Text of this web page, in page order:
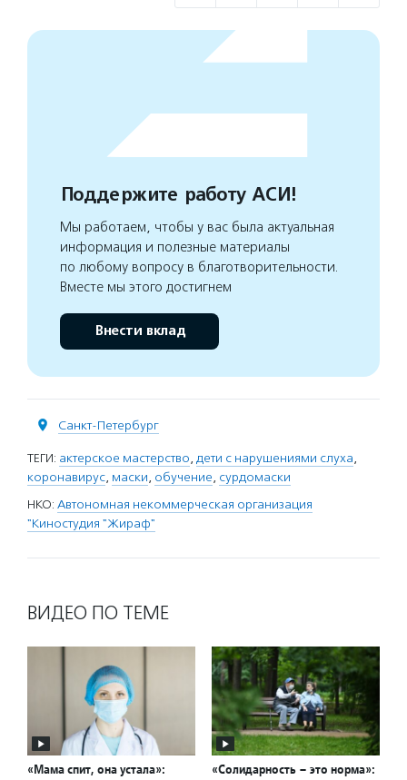
Поддержите работу АСИ!
Мы работаем, чтобы у вас была актуальная
информация и полезные материалы
по любому вопросу в благотворительности.
Вместе мы этого достигнем
Внести вклад
Санкт-Петербург
ТЕГИ: актерское мастерство, дети с нарушениями слуха,
коронавирус, маски, обучение, сурдомаски
НКО: Автономная некоммерческая организация
"Киностудия "Жираф"
ВИДЕО ПО ТЕМЕ
«Мама спит, она устала»:
«Солидарность – это норма»: